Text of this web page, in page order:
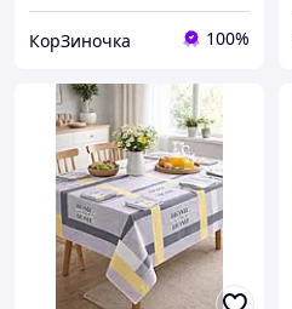
КорЗиночка 100%